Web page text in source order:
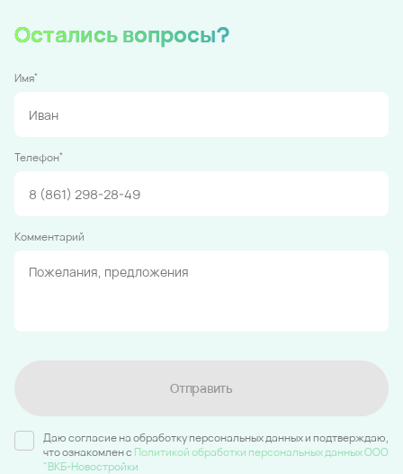
Остались вопросы?
Имя*
Телефон*
Комментарий
Отправить
Даю согласие на обработку персональных данных и подтверждаю,
что ознакомлен c Политикой обработки персональных данных ООО
"ВКБ-Новостройки